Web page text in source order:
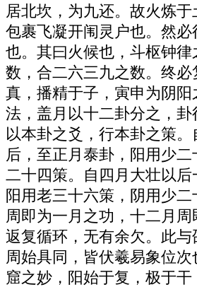
居北坎，为九还。故火炼于
包裹飞凝开闱灵户也。然
也。其曰火候也，斗枢钟律
数，合二六三九之数。终
真，播精于子，寅申为阴阳
法，盖月以十二卦分之，
以本卦之爻，行本卦之策
后，至正月泰卦，阳用少
二十四策。自四月大壮以后
阳用老三十六策，阴用少
周即为一月之功，十二月周
返复循环，无有余欠。此与
周始具同，皆伏羲易象位次
窟之妙，阳始于复，极于